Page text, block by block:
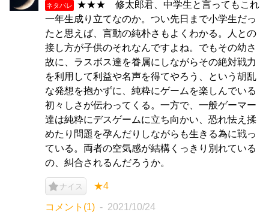
ネタバレ
★★★ 修太郎君、中学生と言ってもこれ
一年生成り立てなのか。つい先日まで小学生だっ
たと思えば、言動の純朴さもよくわかる。人との
接し方が子供のそれなんですよね。でもその幼さ
故に、ラスボス達を眷属にしながらその絶対戦力
を利用して利益や名声を得てやろう、という胡乱
な発想を抱かずに、純粋にゲームを楽しんでいる
初々しさが伝わってくる。一方で、一般ゲーマー
達は純粋にデスゲームに立ち向かい、恐れ怯え揉
めたり問題を孕んだりしながらも生きる為に戦っ
ている。両者の空気感が結構くっきり別れている
の、糾合されるんだろうか。
ナイス ★4
コメント(1) 2021/10/24